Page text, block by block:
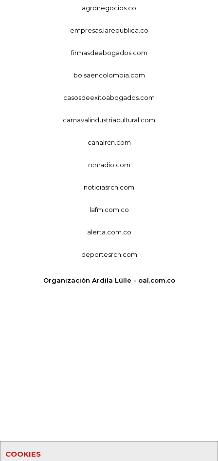
COOKIES
agronegocios.co
empresas.larepublica.co
firmasdeabogados.com
bolsaencolombia.com
casosdeexitoabogados.com
carnavalindustriacultural.com
canalrcn.com
rcnradio.com
noticiasrcn.com
lafm.com.co
alerta.com.co
deportesrcn.com
Organización Ardila Lülle - oal.com.co